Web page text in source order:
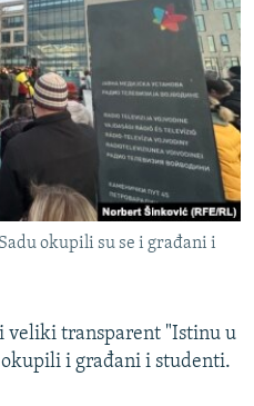
okupili su se i građani i
veliki transparent "Istinu u
okupili i građani i studenti.